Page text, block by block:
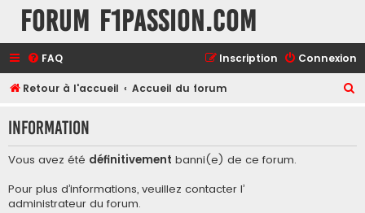
Forum F1Passion.com
FAQ Connexion
Inscription
Retour à l'accueil Accueil du forum
h
Information
Vous avez été définitivement banni(e) de ce forum.
Pour plus d’informations, veuillez contacter l’
administrateur du forum.